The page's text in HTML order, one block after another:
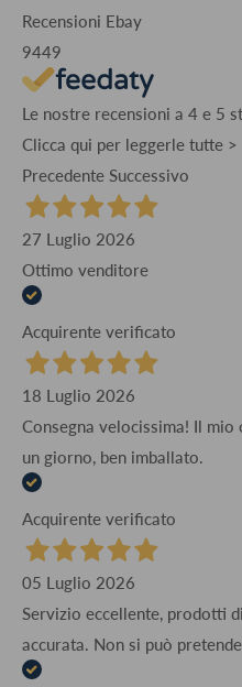
Recensioni Ebay
9449
Le nostre recensioni a 4 e 5
Clicca qui per leggerle tutte >
Precedente Successivo
27 Luglio 2026
Ottimo venditore
Acquirente verificato
18 Luglio 2026
Consegna velocissima! Il
un giorno, ben imballato.
Acquirente verificato
05 Luglio 2026
Servizio eccellente, prodotti
accurata. Non si può